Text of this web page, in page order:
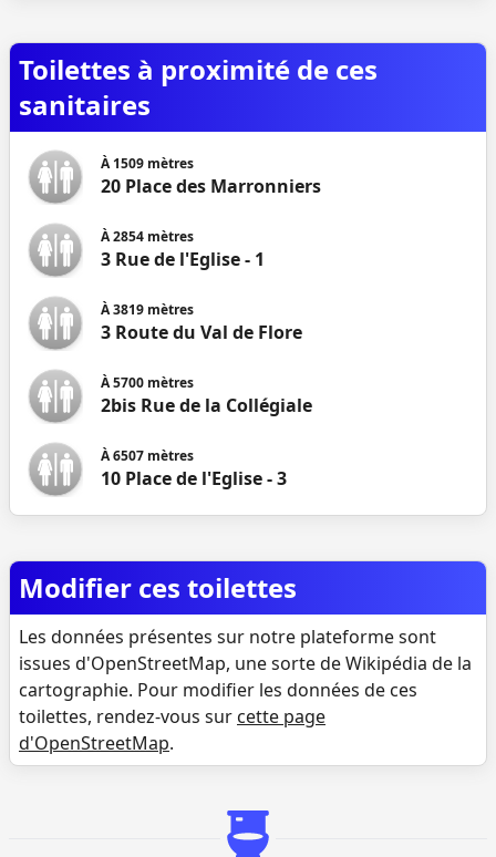
Toilettes à proximité de ces
sanitaires
À1509 mètres
20 Place des Marronniers
À2854 mètres
3 Rue de l'Eglise - 1
À3819 mètres
3 Route du Val de Flore
À5700 mètres
2bis Rue de la Collégiale
À6507 mètres
10 Place de l'Eglise - 3
Modifier ces toilettes
Les données présentes sur notre plateforme sont
issues d'OpenStreetMap, une sorte de Wikipédia de la
cartographie. Pour modifier les données de ces
toilettes, rendez-vous sur cette page
d'OpenStreetMap.